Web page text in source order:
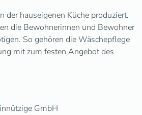
der hauseigenen Küche produziert.
die Bewohnerinnen und Bewohner
So gehören die Wäschepflege
mit zum festen Angebot des
GmbH